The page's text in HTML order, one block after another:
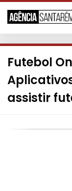
Futebol
assistir